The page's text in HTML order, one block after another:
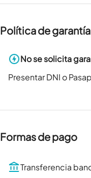
Política de garantía
No se solicita
Presentar DNI o
Formas de pago
Transferencia